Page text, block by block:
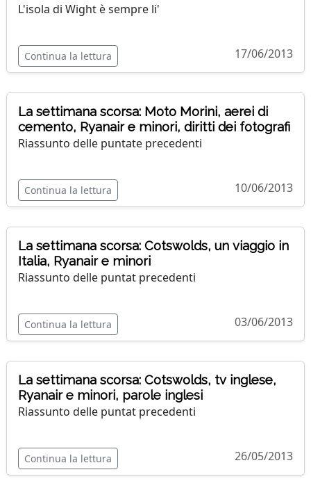
L'isola di Wight è sempre li'
Continua la lettura 17/06/2013
La settimana scorsa: Moto Morini, aerei di
cemento, Ryanair e minori, diritti dei fotografi
Riassunto delle puntate precedenti
Continua la lettura 10/06/2013
La settimana scorsa: Cotswolds, un viaggio in
Italia, Ryanair e minori
Riassunto delle puntat precedenti
Continua la lettura 03/06/2013
La settimana scorsa: Cotswolds, tv inglese,
Ryanair e minori, parole inglesi
Riassunto delle puntat precedenti
Continua la lettura 26/05/2013